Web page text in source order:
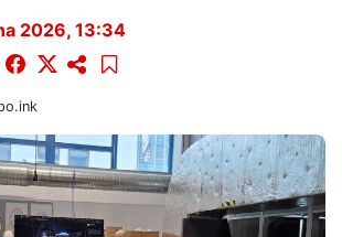
2026, 13:34